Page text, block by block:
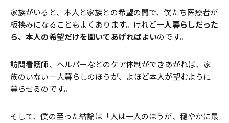
家族がいると、本人と家族との希望の間で、僕たち医療者が
板挟みになることもよくあります。けれど一人暮らしだった
ら、本人の希望だけを聞いてあげればよいのです。
訪問看護師、ヘルパーなどのケア体制ができあがれば、家
族のいない一人暮らしのほうが、よほど本人が望むように
暮らせるのです。
そして、僕の至った結論は「人は一人のほうが、穏やかに最